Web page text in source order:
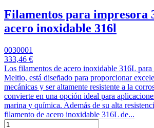
Filamentos para impresora
acero inoxidable 316l
0030001
333,46 €
Los filamentos de acero inoxidable 316L
Meltio, está diseñado para proporcionar
mecánicas y ser altamente resistente a la
convierte en una opción ideal para
marina y química. Además de su alta
filamento de acero inoxidable 316L de...